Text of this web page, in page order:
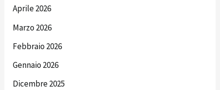
Aprile 2026
Marzo 2026
Febbraio 2026
Gennaio 2026
Dicembre 2025